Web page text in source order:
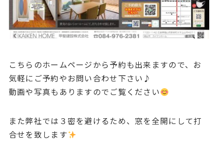
こちらのホームページから予約も出来ますので、お
気軽にご予約やお問い合わせ下さい♪
動画や写真もありますのでご覧ください
また弊社では３密を避けるため、窓を全開にして打
合せを致します